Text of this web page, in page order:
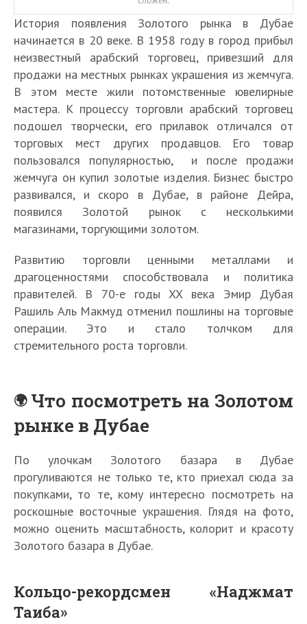
История появления Золотого рынка в Дубае
начинается в 20 веке. В 1958 году в город прибыл
неизвестный арабский торговец, привезший для
продажи на местных рынках украшения из жемчуга.
В этом месте жили потомственные ювелирные
мастера. К процессу торговли арабский торговец
подошел творчески, его прилавок отличался от
торговых мест других продавцов. Его товар
пользовался популярностью, и после продажи
жемчуга он купил золотые изделия. Бизнес быстро
развивался, и скоро в Дубае, в районе Дейра,
появился Золотой рынок с несколькими
магазинами, торгующими золотом.
Развитию торговли ценными металлами и
драгоценностями способствовала и политика
правителей. В 70-е годы XX века Эмир Дубая
Рашиль Аль Макмуд отменил пошлины на торговые
операции. Это и стало толчком для
стремительного роста торговли.
Что посмотреть на Золотом
рынке в Дубае
По улочкам Золотого базара в Дубае
прогуливаются не только те, кто приехал сюда за
покупками, то те, кому интересно посмотреть на
роскошные восточные украшения. Глядя на фото,
можно оценить масштабность, колорит и красоту
Золотого базара в Дубае.
Кольцо-рекордсмен «Наджмат
Таиба»